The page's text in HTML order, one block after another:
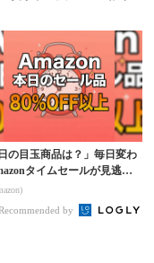
日の目玉商品は？」毎日変わ
タイムセールが見逃せ
by